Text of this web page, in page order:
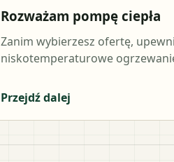
Rozważam pompę ciepła
Zanim wybierzesz ofertę,
niskotemperaturowe
Przejdź dalej